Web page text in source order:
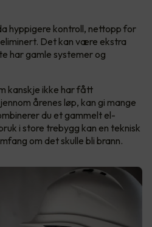
hyppigere kontroll, nettopp for
Det kan være ekstra
har gamle systemer og
kanskje ikke har fått
årenes løp, kan gi mange
du et gammelt el-
i store trebygg kan en teknisk
om det skulle bli brann.